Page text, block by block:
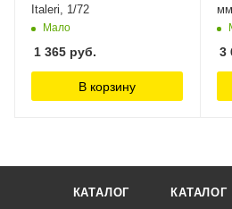
Italeri, 1/72
Мало
1 365 руб.
В корзину
мм
3
КАТАЛОГ